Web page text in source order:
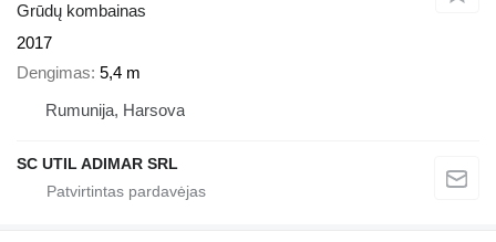
Grūdų kombainas
2017
Dengimas 5,4 m
Rumunija, Harsova
SC UTIL ADIMAR SRL